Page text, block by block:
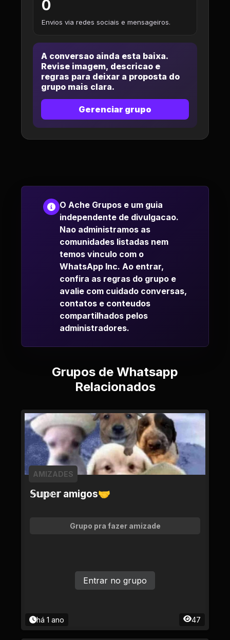
0
Envios via redes sociais e mensageiros.
A conversao ainda esta baixa.
Revise imagem, descricao e
regras para deixar a proposta do
grupo mais clara.
Gerenciar grupo
O Ache Grupos e um guia
independente de divulgacao.
Nao administramos as
comunidades listadas nem
temos vinculo com o
WhatsApp Inc. Ao entrar,
confira as regras do grupo e
avalie com cuidado conversas,
contatos e conteudos
compartilhados pelos
administradores.
Grupos de Whatsapp
Relacionados
𝕊𝕦𝕡𝕖𝕣 amigos🤝
AMIZADES
Grupo pra fazer amizade
há 1 ano 47
Entrar no grupo